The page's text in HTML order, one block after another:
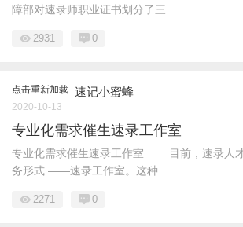
障部对速录师职业证书划分了三 ...
2931 0
点击重新加载 速记小蜜蜂
2020-10-13
专业化需求催生速录工作室
专业化需求催生速录工作室 目前，速录人
务形式 ――速录工作室。这种 ...
2271 0